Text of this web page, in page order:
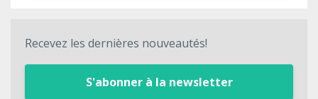
Recevez les dernières nouveautés!
S'abonner à la newsletter